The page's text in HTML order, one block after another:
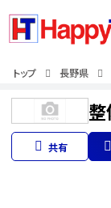
トップ 長野県
共有